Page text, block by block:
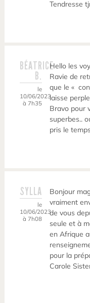
Tendresse
BÉATRICE
B.
le
10/06/2023
à 7h35
Hello les
Ravie de
que le «
laisse
Bravo pour
superbes..
pris le
SYLLA
le
10/06/2023
à 7h08
Bonjour
vraiment
de vous
seule et à
en Afrique
pour la
Carole